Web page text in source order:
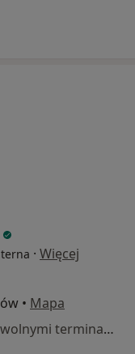
· Więcej
• Mapa
Brak dostępnych specjalistów z wolnymi terminami w tym centrum medycznym.